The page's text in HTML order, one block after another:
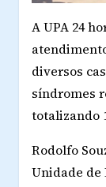
A UPA 24
diversos
síndromes
totalizando
Rodolfo
Unidade de